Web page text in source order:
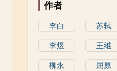
作者
李白 苏轼
李煜 王维
柳永 屈原